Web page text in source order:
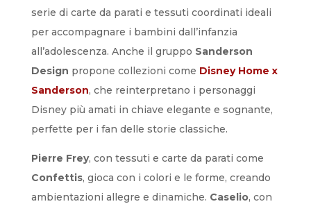
serie di carte da parati e tessuti coordinati ideali
per accompagnare i bambini dall’infanzia
all’adolescenza. Anche il gruppo Sanderson
Design propone collezioni come Disney Home x
Sanderson, che reinterpretano i personaggi
Disney più amati in chiave elegante e sognante,
perfette per i fan delle storie classiche.
Pierre Frey, con tessuti e carte da parati come
Confettis, gioca con i colori e le forme, creando
ambientazioni allegre e dinamiche. Caselio, con